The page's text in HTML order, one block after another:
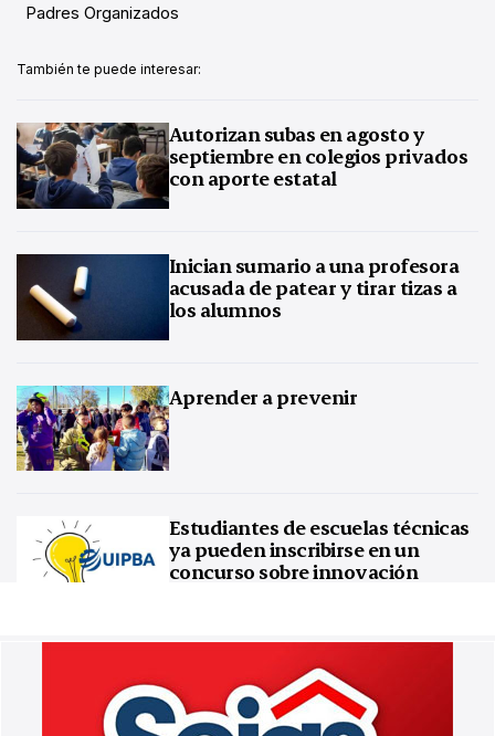
Padres Organizados
También te puede interesar:
Autorizan subas en agosto y
septiembre en colegios privados
con aporte estatal
Inician sumario a una profesora
acusada de patear y tirar tizas a
los alumnos
Aprender a prevenir
Estudiantes de escuelas técnicas
ya pueden inscribirse en un
concurso sobre innovación